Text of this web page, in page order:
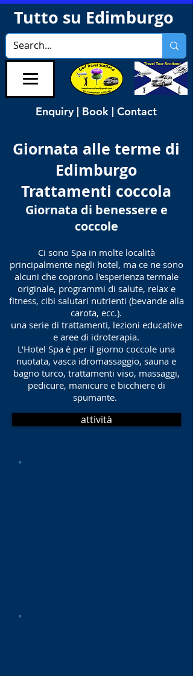
Tutto su Edimburgo
Enquiry | Book | Contact
Giornata alle terme di
Edimburgo
Trattamenti coccola
Giornata di benessere e
coccole
Ci sono Spa in molte località
principalmente negli hotel, ma ce ne sono
alcuni che coprono l'esperienza termale
originale, programmi di salute, relax e
fitness, cibi salutari nutrienti (bevande alla
carota, ecc.).
una serie di trattamenti, lezioni educative
e aree di idroterapia.
L'Hotel Spa è per il giorno coccole una
nuotata, vasca idromassaggio, sauna e
bagno turco, trattamenti viso, massaggi,
pedicure, manicure e bicchiere di
spumante.
attività